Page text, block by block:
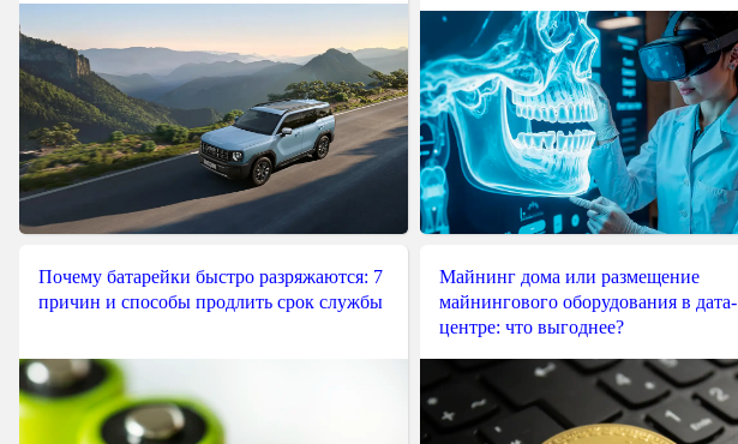
Почему батарейки быстро разряжаются: 7
причин и способы продлить срок службы
Майнинг дома или размещение
майнингового оборудования в дата-
центре: что выгоднее?